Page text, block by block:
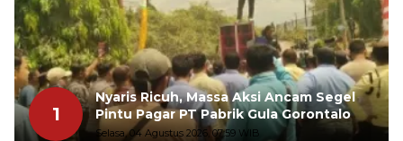
1
Nyaris Ricuh, Massa Aksi Ancam Segel
Pintu Pagar PT Pabrik Gula Gorontalo
Selasa, 04 Agustus 2026, 07:59 WIB